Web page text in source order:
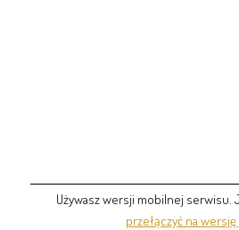
Używasz wersji mobilnej serwisu.
przełączyć na wersję